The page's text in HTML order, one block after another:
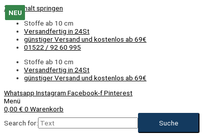
Zum Inhalt springen
Stoffe ab 10 cm
Versandfertig in 24St
günstiger Versand und kostenlos ab 69€
01522 / 92 60 995
Stoffe ab 10 cm
Versandfertig in 24St
günstiger Versand und kostenlos ab 69€
Whatsapp Instagram Facebook-fPinterest
Menü
0,00 € 0 Warenkorb
Search for:
NEU
NEU
NEU
NEU